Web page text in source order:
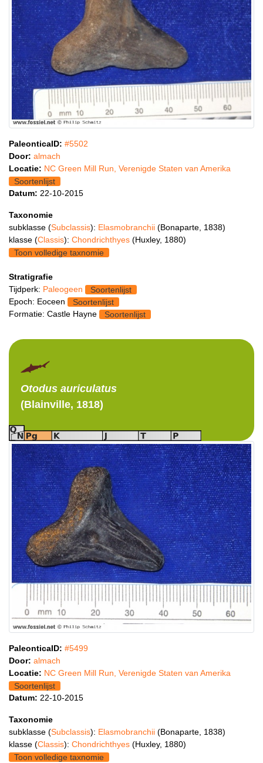
PaleonticaID: #5502
Door: almach
Locatie: NC Green Mill Run, Verenigde Staten van Amerika
Soortenlijst
Datum: 22-10-2015
Taxonomie
subklasse (Subclassis): Elasmobranchii (Bonaparte, 1838)
klasse (Classis): Chondrichthyes (Huxley, 1880)
Toon volledige taxnomie
Stratigrafie
Tijdperk: Paleogeen
Soortenlijst
Epoch: Eoceen
Soortenlijst
Formatie: Castle Hayne
Soortenlijst
Otodus auriculatus
(Blainville, 1818)
PaleonticaID: #5499
Door: almach
Locatie: NC Green Mill Run, Verenigde Staten van Amerika
Soortenlijst
Datum: 22-10-2015
Taxonomie
subklasse (Subclassis): Elasmobranchii (Bonaparte, 1838)
klasse (Classis): Chondrichthyes (Huxley, 1880)
Toon volledige taxnomie